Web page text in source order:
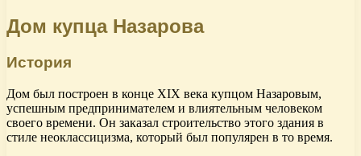
Дом купца Назарова
История
Дом был построен в конце XIX века купцом Назаровым,
успешным предпринимателем и влиятельным человеком
своего времени. Он заказал строительство этого здания в
стиле неоклассицизма, который был популярен в то время.